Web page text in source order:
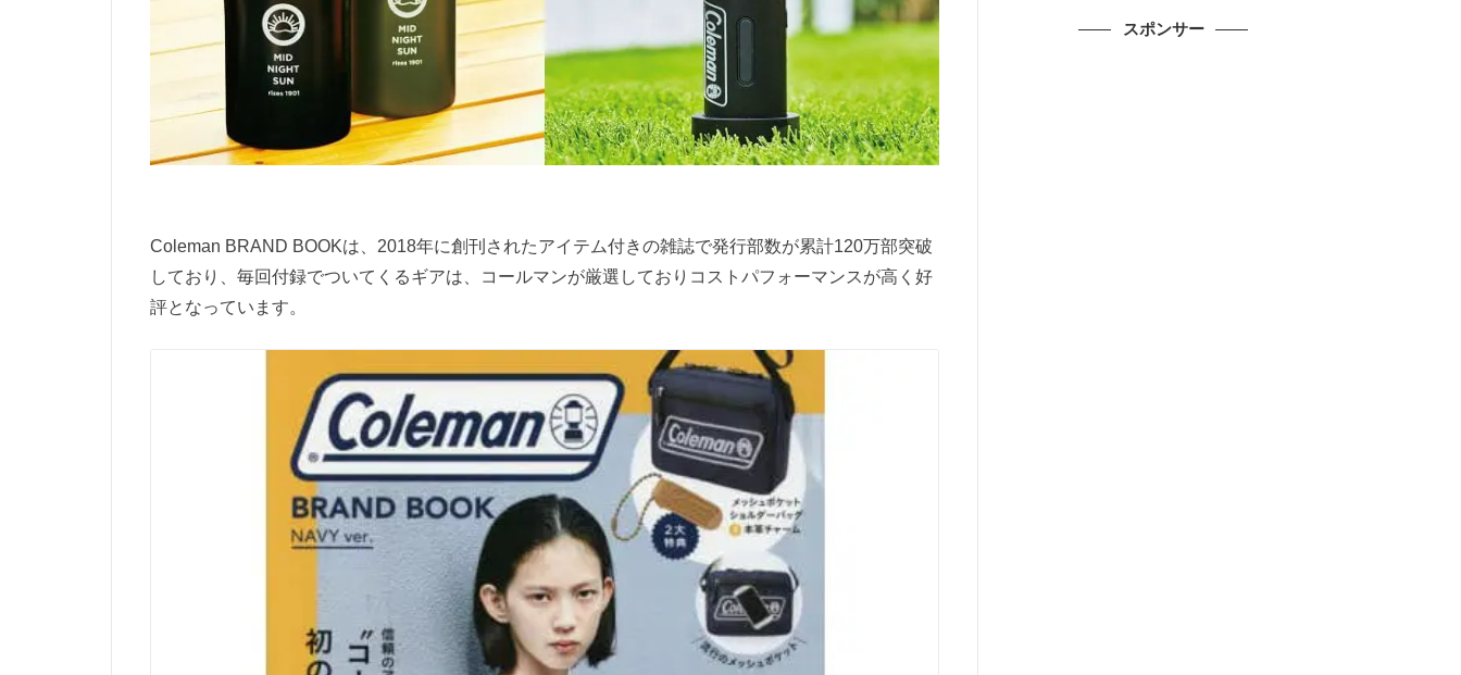
Coleman BRAND BOOKは、2018年に創刊されたアイテム付きの雑誌で発行部数が累計120万部突破
しており、毎回付録でついてくるギアは、コールマンが厳選しておりコストパフォーマンスが高く好
評となっています。
スポンサー